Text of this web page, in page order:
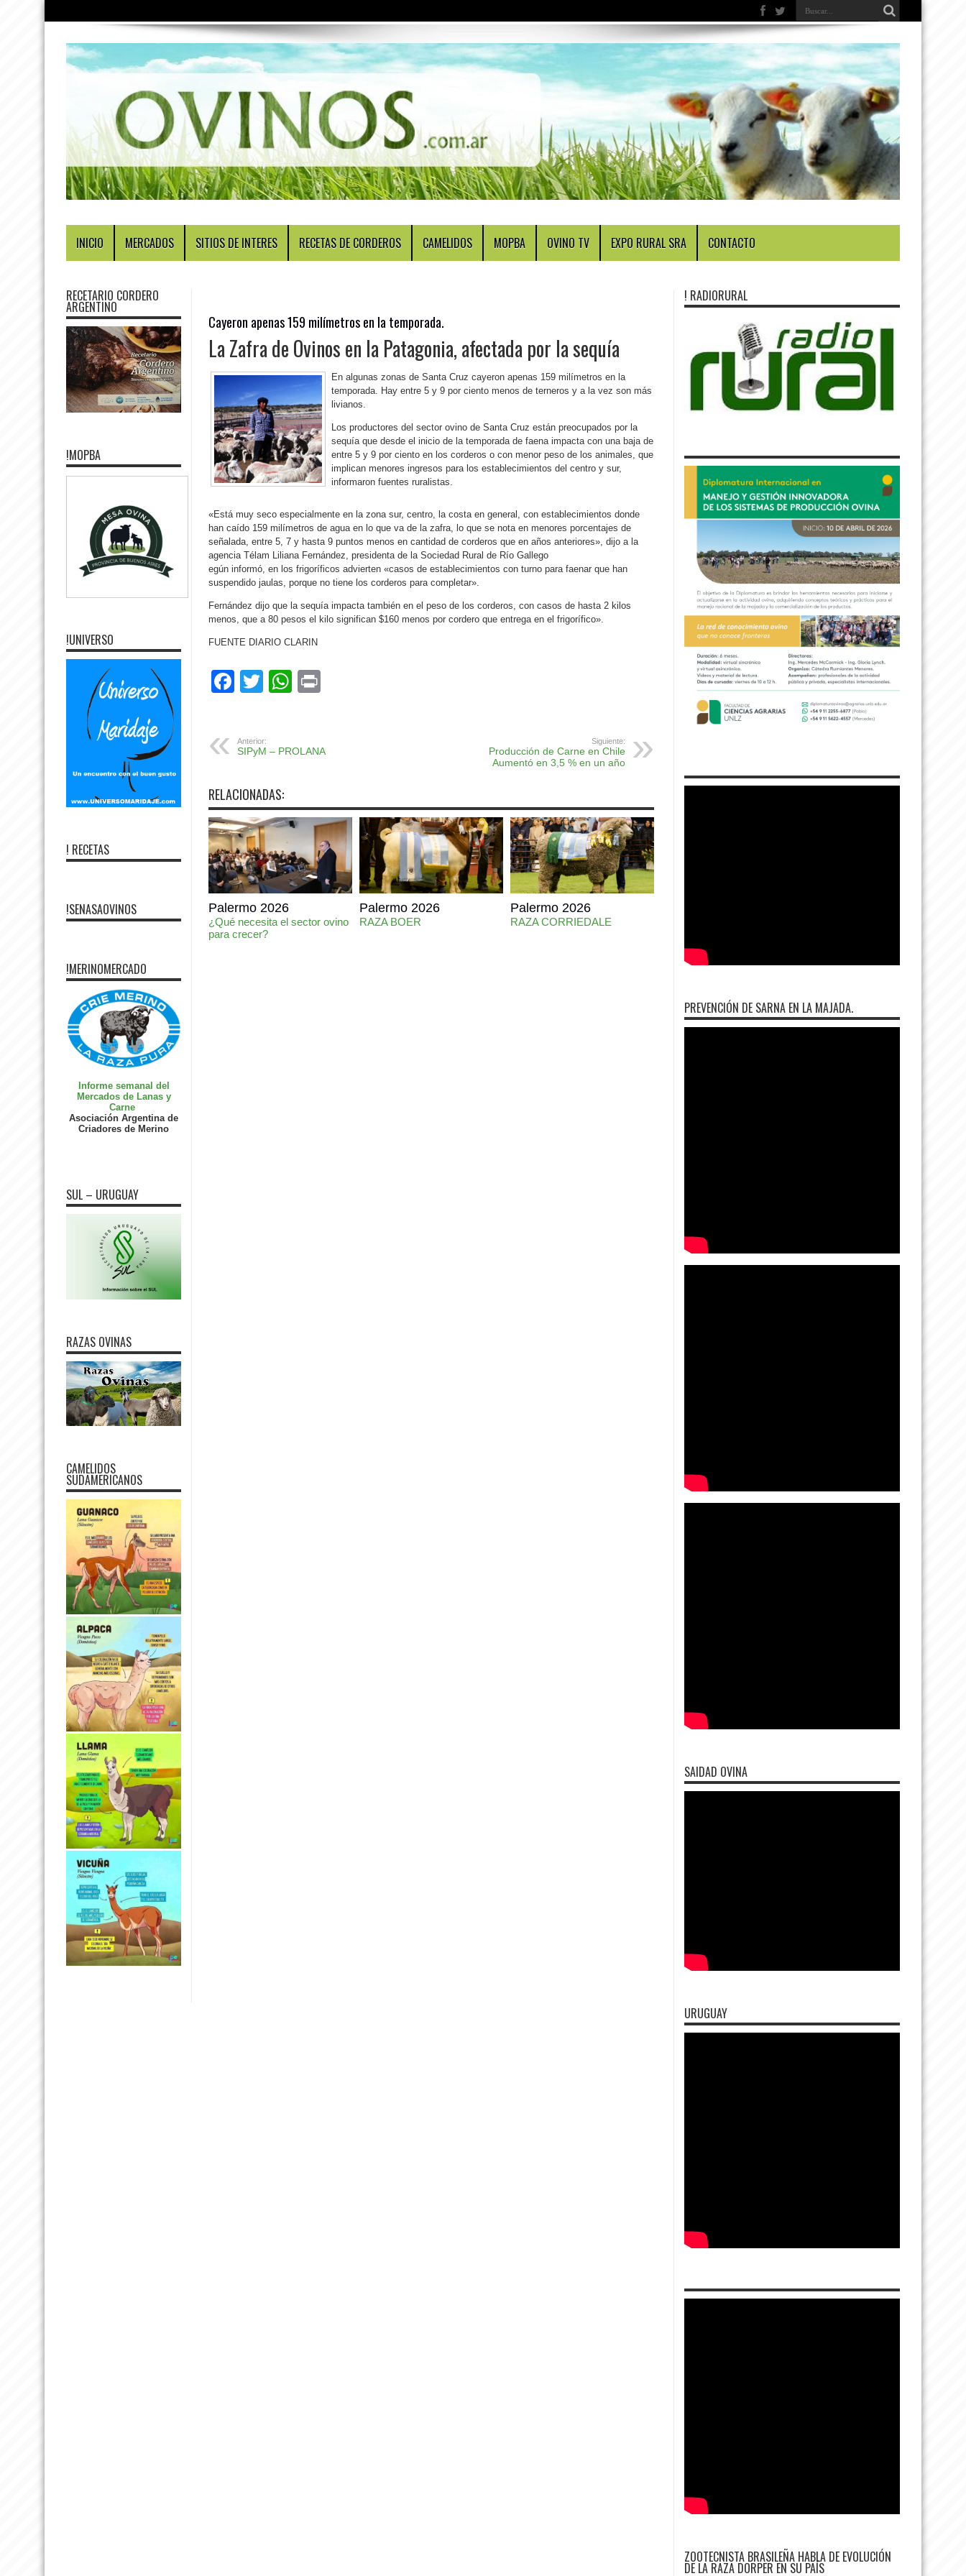
INICIO MERCADOS SITIOS DE INTERES RECETAS DE CORDEROS CAMELIDOS MOPBA OVINO TV EXPO RURAL SRA CONTACTO
Cayeron apenas 159 milímetros en la temporada.
La Zafra de Ovinos en la Patagonia, afectada por la sequía
En algunas zonas de Santa Cruz cayeron apenas 159 milímetros en la
temporada. Hay entre 5 y 9 por ciento menos de terneros y a la vez son más
livianos.
Los productores del sector ovino de Santa Cruz están preocupados por la
sequía que desde el inicio de la temporada de faena impacta con una baja de
entre 5 y 9 por ciento en los corderos o con menor peso de los animales, que
implican menores ingresos para los establecimientos del centro y sur,
informaron fuentes ruralistas.
«Está muy seco especialmente en la zona sur, centro, la costa en general, con establecimientos donde
han caído 159 milímetros de agua en lo que va de la zafra, lo que se nota en menores porcentajes de
señalada, entre 5, 7 y hasta 9 puntos menos en cantidad de corderos que en años anteriores», dijo a la
agencia Télam Liliana Fernández, presidenta de la Sociedad Rural de Río Gallego
egún informó, en los frigoríficos advierten «casos de establecimientos con turno para faenar que han
suspendido jaulas, porque no tiene los corderos para completar».
Fernández dijo que la sequía impacta también en el peso de los corderos, con casos de hasta 2 kilos
menos, que a 80 pesos el kilo significan $160 menos por cordero que entrega en el frigorífico».
FUENTE DIARIO CLARIN
Facebook
TwitterWhatsApp
Anterior:
SIPyM – PROLANA
Siguiente:
Producción de Carne en Chile
Aumentó en 3,5 % en un año
RELACIONADAS:
Palermo 2026
¿Qué necesita el sector ovino
para crecer?
Palermo 2026
RAZA BOER
Palermo 2026
RAZA CORRIEDALE
RECETARIO CORDERO
ARGENTINO
!MOPBA
!UNIVERSO
! RECETAS
!SENASAOVINOS
!MERINOMERCADO
Informe semanal del
Mercados de Lanas y
Carne
Asociación Argentina de
Criadores de Merino
SUL – URUGUAY
RAZAS OVINAS
CAMELIDOS
SUDAMERICANOS
! RADIORURAL
PREVENCIÓN DE SARNA EN LA MAJADA.
SAIDAD OVINA
URUGUAY
ZOOTECNISTA BRASILEÑA HABLA DE EVOLUCIÓN
DE LA RAZA DORPER EN SU PAÍS